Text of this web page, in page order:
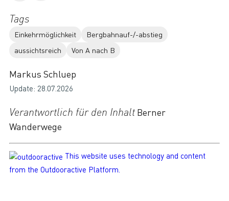
Tags
Einkehrmöglichkeit
Bergbahnauf-/-abstieg
aussichtsreich
Von A nach B
Markus Schluep
Update: 28.07.2026
Verantwortlich für den InhaltBerner
Wanderwege
This website uses technology and content
from the Outdooractive Platform.